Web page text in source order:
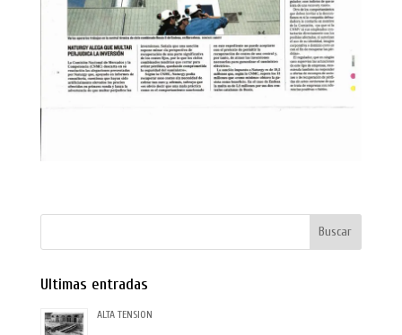
Ultimas entradas
ALTA TENSION